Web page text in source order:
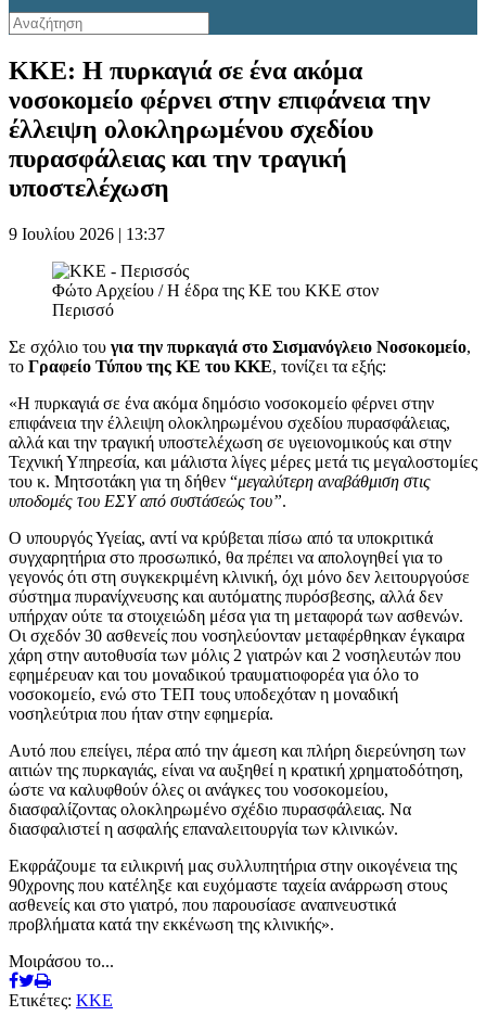
ΚΚΕ: Η πυρκαγιά σε ένα ακόμα
νοσοκομείο φέρνει στην επιφάνεια την
έλλειψη ολοκληρωμένου σχεδίου
πυρασφάλειας και την τραγική
υποστελέχωση
9 Ιουλίου 2026 | 13:37
Φώτο Αρχείου / Η έδρα της ΚΕ του ΚΚΕ στον
Περισσό
Σε σχόλιο του για την πυρκαγιά στο Σισμανόγλειο Νοσοκομείο,
το Γραφείο Τύπου της ΚΕ του ΚΚΕ, τονίζει τα εξής:
«Η πυρκαγιά σε ένα ακόμα δημόσιο νοσοκομείο φέρνει στην
επιφάνεια την έλλειψη ολοκληρωμένου σχεδίου πυρασφάλειας,
αλλά και την τραγική υποστελέχωση σε υγειονομικούς και στην
Τεχνική Υπηρεσία, και μάλιστα λίγες μέρες μετά τις μεγαλοστομίες
του κ. Μητσοτάκη για τη δήθεν “μεγαλύτερη αναβάθμιση στις
υποδομές του ΕΣΥ από συστάσεώς του”.
Ο υπουργός Υγείας, αντί να κρύβεται πίσω από τα υποκριτικά
συγχαρητήρια στο προσωπικό, θα πρέπει να απολογηθεί για το
γεγονός ότι στη συγκεκριμένη κλινική, όχι μόνο δεν λειτουργούσε
σύστημα πυρανίχνευσης και αυτόματης πυρόσβεσης, αλλά δεν
υπήρχαν ούτε τα στοιχειώδη μέσα για τη μεταφορά των ασθενών.
Οι σχεδόν 30 ασθενείς που νοσηλεύονταν μεταφέρθηκαν έγκαιρα
χάρη στην αυτοθυσία των μόλις 2 γιατρών και 2 νοσηλευτών που
εφημέρευαν και του μοναδικού τραυματιοφορέα για όλο το
νοσοκομείο, ενώ στο ΤΕΠ τους υποδεχόταν η μοναδική
νοσηλεύτρια που ήταν στην εφημερία.
Αυτό που επείγει, πέρα από την άμεση και πλήρη διερεύνηση των
αιτιών της πυρκαγιάς, είναι να αυξηθεί η κρατική χρηματοδότηση,
ώστε να καλυφθούν όλες οι ανάγκες του νοσοκομείου,
διασφαλίζοντας ολοκληρωμένο σχέδιο πυρασφάλειας. Να
διασφαλιστεί η ασφαλής επαναλειτουργία των κλινικών.
Εκφράζουμε τα ειλικρινή μας συλλυπητήρια στην οικογένεια της
90χρονης που κατέληξε και ευχόμαστε ταχεία ανάρρωση στους
ασθενείς και στο γιατρό, που παρουσίασε αναπνευστικά
προβλήματα κατά την εκκένωση της κλινικής».
Μοιράσου το...
Ετικέτες: ΚΚΕ